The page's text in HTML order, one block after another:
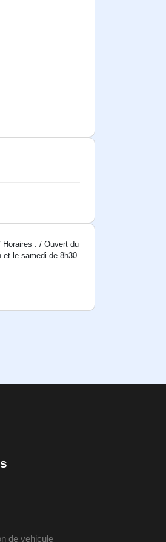
: / Ouvert du
et le samedi de 8h30
de vehicule